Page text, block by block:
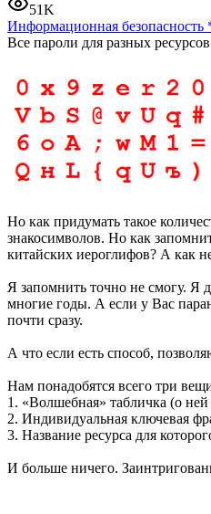
51K
Информационная безопасность
Все пароли для разных
Но как придумать такое
знакосимволов. Но как
китайских иероглифов? А как
Я запомнить точно не смогу. Я
многие годы. А если у Вас
почти сразу.
А что если есть способ,
Нам понадобятся всего три
1. «Волшебная» табличка (о
2. Индивидуальная ключевая
3. Название ресурса для
И больше ничего.